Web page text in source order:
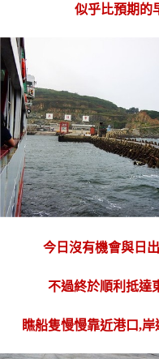
似乎比預期的
今日沒有機會與日
不過終於順利抵達
瞧船隻慢慢靠近港口,